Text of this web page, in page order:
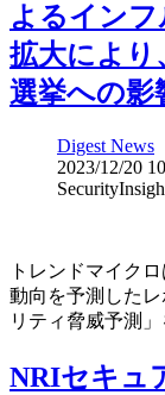
よるイン
拡大により
選挙への影
Digest News
2023/12/20
トレンドマイク
動向を予測したレ
リティ脅威予測
NRIセキュ